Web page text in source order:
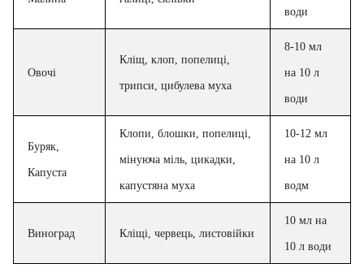
води
Овочі
Кліщ, клоп, попелиці,
трипси, цибулева муха
8-10 мл
на 10 л
води
Буряк,
Капуста
Клопи, блошки, попелиці,
мінуюча міль, цикадки,
капустяна муха
10-12 мл
на 10 л
водм
Виноград Кліщі, червець, листовійки
10 мл на
10 л води